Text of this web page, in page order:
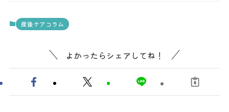
産後ケアコラム
よかったらシェアしてね！